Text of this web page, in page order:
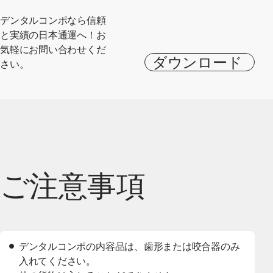
デンタルコンポなら信頼
と実績の日本通運へ！お
気軽にお問い合わせくだ
さい。
ダウンロード
ご注意事項
デンタルコンポの内容品は、歯形または咬合器のみ
入れてください。